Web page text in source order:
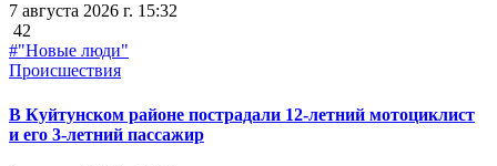
7 августа 2026 г. 15:32
42
#"Новые люди"
Происшествия
В Куйтунском районе пострадали 12-летний мотоциклист
и его 3-летний пассажир